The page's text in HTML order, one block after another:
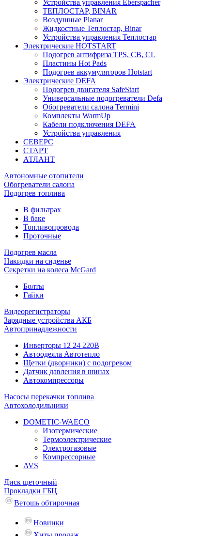
Устройства управления Eberspacher
ТЕПЛОСТАР, BINAR
Воздушные Planar
Жидкостные Теплостар, Binar
Устройства управления Теплостар
Электрические HOTSTART
Подогрев антифриза TPS, CB, CL
Пластины Hot Pads
Подогрев аккумуляторов Hotstart
Электрические DEFA
Подогрев двигателя SafeStart
Универсальные подогреватели Defa
Обогреватели салона Termini
Комплекты WarmUp
Кабели подключения DEFA
Устройства управления
СЕВЕРС
СТАРТ
АТЛАНТ
Автономные отопители
Обогреватели салона
Подогрев топлива
В фильтрах
В баке
Топливопровода
Проточные
Подогрев масла
Накидки на сиденье
Секретки на колеса McGard
Болты
Гайки
Видеорегистраторы
Зарядные устройства АКБ
Автопринадлежности
Инверторы 12 24 220В
Автоодеяла Автотепло
Щетки (дворники) с подогревом
Датчик давления в шинах
Автокомпрессоры
Насосы перекачки топлива
Автохолодильники
DOMETIC-WAECO
Изотермические
Термоэлектрические
Электрогазовые
Компрессорные
AVS
Диск щеточный
Прокладки ГБЦ
Ветошь обтирочная
Новинки